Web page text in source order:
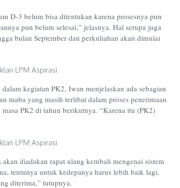
D-3 belum bisa ditentukan karena prosesnya pun
pun belum selesai,” jelasnya. Hal serupa juga
bulan September dan perkuliahan akan dimulai
kegiatan PK2, Iwan menjelaskan ada sebagian
maba yang masih terlibat dalam proses penerimaan
PK2 di tahun berikutnya. “Karena itu (PK2)
diadakan rapat ulang kembali mengenai sistem
tentunya untuk kedepanya harus lebih baik lagi,
diterima,” tutupnya.